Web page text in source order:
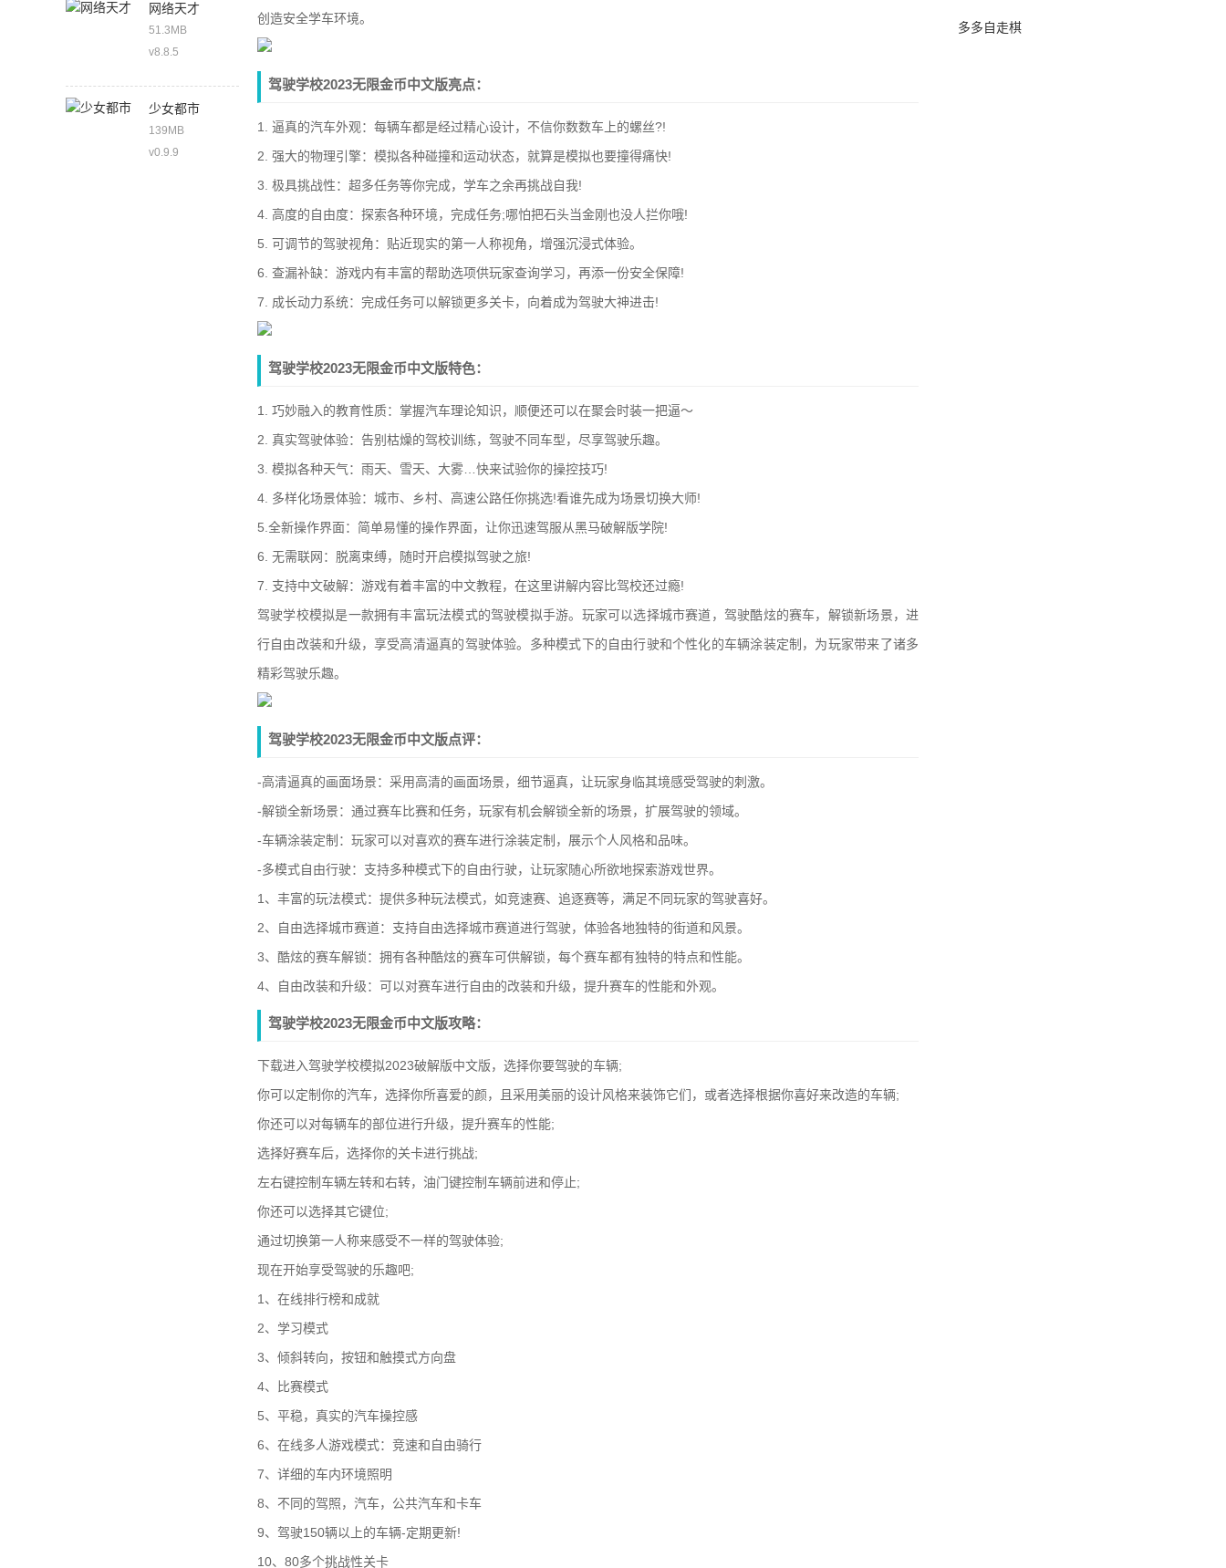
网络天才
51.3MB
v8.8.5
少女都市
139MB
v0.9.9
创造安全学车环境。
驾驶学校2023无限金币中文版亮点：
1. 逼真的汽车外观：每辆车都是经过精心设计，不信你数数车上的螺丝?!
2. 强大的物理引擎：模拟各种碰撞和运动状态，就算是模拟也要撞得痛快!
3. 极具挑战性：超多任务等你完成，学车之余再挑战自我!
4. 高度的自由度：探索各种环境，完成任务;哪怕把石头当金刚也没人拦你哦!
5. 可调节的驾驶视角：贴近现实的第一人称视角，增强沉浸式体验。
6. 查漏补缺：游戏内有丰富的帮助选项供玩家查询学习，再添一份安全保障!
7. 成长动力系统：完成任务可以解锁更多关卡，向着成为驾驶大神进击!
驾驶学校2023无限金币中文版特色：
1. 巧妙融入的教育性质：掌握汽车理论知识，顺便还可以在聚会时装一把逼～
2. 真实驾驶体验：告别枯燥的驾校训练，驾驶不同车型，尽享驾驶乐趣。
3. 模拟各种天气：雨天、雪天、大雾…快来试验你的操控技巧!
4. 多样化场景体验：城市、乡村、高速公路任你挑选!看谁先成为场景切换大师!
5.全新操作界面：简单易懂的操作界面，让你迅速驾服从黑马破解版学院!
6. 无需联网：脱离束缚，随时开启模拟驾驶之旅!
7. 支持中文破解：游戏有着丰富的中文教程，在这里讲解内容比驾校还过瘾!
驾驶学校模拟是一款拥有丰富玩法模式的驾驶模拟手游。玩家可以选择城市赛道，驾驶酷炫的赛车，解锁新场景，进
行自由改装和升级，享受高清逼真的驾驶体验。多种模式下的自由行驶和个性化的车辆涂装定制，为玩家带来了诸多
精彩驾驶乐趣。
驾驶学校2023无限金币中文版点评：
-高清逼真的画面场景：采用高清的画面场景，细节逼真，让玩家身临其境感受驾驶的刺激。
-解锁全新场景：通过赛车比赛和任务，玩家有机会解锁全新的场景，扩展驾驶的领域。
-车辆涂装定制：玩家可以对喜欢的赛车进行涂装定制，展示个人风格和品味。
-多模式自由行驶：支持多种模式下的自由行驶，让玩家随心所欲地探索游戏世界。
1、丰富的玩法模式：提供多种玩法模式，如竞速赛、追逐赛等，满足不同玩家的驾驶喜好。
2、自由选择城市赛道：支持自由选择城市赛道进行驾驶，体验各地独特的街道和风景。
3、酷炫的赛车解锁：拥有各种酷炫的赛车可供解锁，每个赛车都有独特的特点和性能。
4、自由改装和升级：可以对赛车进行自由的改装和升级，提升赛车的性能和外观。
驾驶学校2023无限金币中文版攻略：
下载进入驾驶学校模拟2023破解版中文版，选择你要驾驶的车辆;
你可以定制你的汽车，选择你所喜爱的颜，且采用美丽的设计风格来装饰它们，或者选择根据你喜好来改造的车辆;
你还可以对每辆车的部位进行升级，提升赛车的性能;
选择好赛车后，选择你的关卡进行挑战;
左右键控制车辆左转和右转，油门键控制车辆前进和停止;
你还可以选择其它键位;
通过切换第一人称来感受不一样的驾驶体验;
现在开始享受驾驶的乐趣吧;
1、在线排行榜和成就
2、学习模式
3、倾斜转向，按钮和触摸式方向盘
4、比赛模式
5、平稳，真实的汽车操控感
6、在线多人游戏模式：竞速和自由骑行
7、详细的车内环境照明
8、不同的驾照，汽车，公共汽车和卡车
9、驾驶150辆以上的车辆-定期更新!
10、80多个挑战性关卡
多多自走棋